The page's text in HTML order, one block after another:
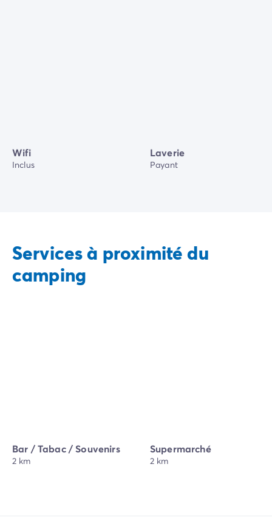
Wifi
Inclus
Laverie
Payant
Services à proximité du
camping
Bar / Tabac / Souvenirs
2 km
Supermarché
2 km